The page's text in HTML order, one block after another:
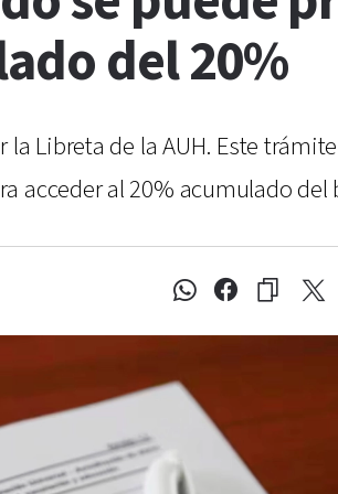
del 20%
la Libreta de la AUH. Este
acceder al 20% acumulado del